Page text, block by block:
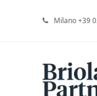
Milano +39